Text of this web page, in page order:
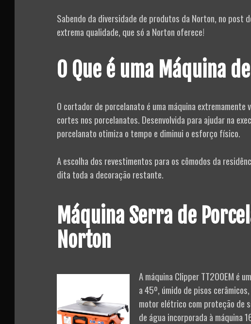
Sabendo da diversidade de produtos da Norton, no post
extrema qualidade, que só a Norton oferece!
O Que é uma Máquina
O cortador de porcelanato é uma máquina
cortes nos porcelanatos. Desenvolvida para ajudar na
porcelanato otimiza o tempo e diminui o esforço físico.
A escolha dos revestimentos para os cômodos da
dita toda a decoração restante.
Máquina Serra de
Norton
A máquina Clipper TT200EM é
a 45º, úmido de pisos
motor elétrico com proteção de
de água incorporada à máquina